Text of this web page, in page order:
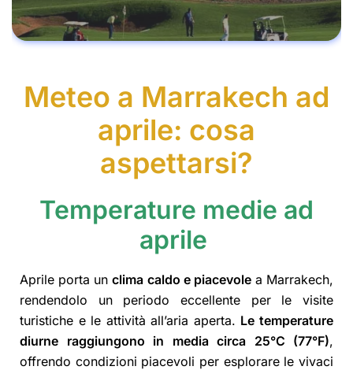
Meteo a Marrakech ad
aprile: cosa
aspettarsi?
Temperature medie ad
aprile
Aprile porta unclima caldo e piacevolea Marrakech,
rendendolo un periodo eccellente per le visite
turistiche e le attività all’aria aperta. Le temperature
diurne raggiungono in media circa 25°C (77°F),
offrendo condizioni piacevoli per esplorare le vivaci